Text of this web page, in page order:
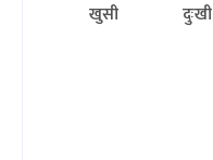
खुसी दुःखी